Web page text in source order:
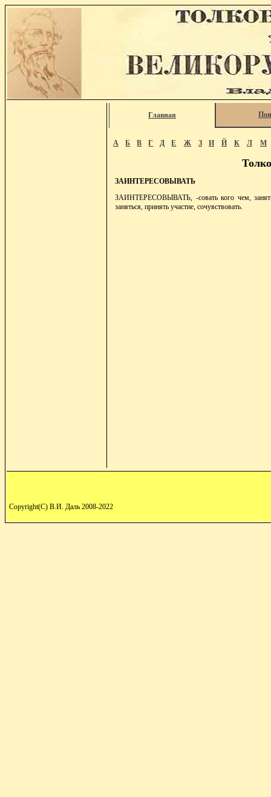
Главная
А Б В Г Д Е Ж З И Й К Л М
ЗАИНТЕРЕСОВЫВАТЬ
ЗАИНТЕРЕСОВЫВАТЬ, -совать кого чем, занять,
заняться, принять участие, сочувствовать.
Copyright(C) В.И. Даль 2008-2022